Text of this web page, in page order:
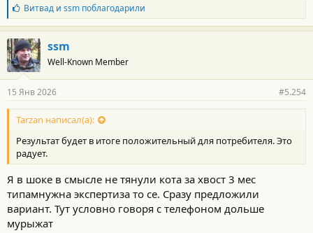
Б
л
а
г
о
д
а
н
о
с
и
:
Витвади ssmпоблагодарили
ssm
Well-Known Member
15 Янв 2026 #5.254
Tarzan написал(а):
Результат будет в итоге положительный для потребителя. Это
радует.
Я в шоке в смысле не тянули кота за хвост 3 мес
типамнужна экспертиза то се. Сразу предложили
вариант. Тут условно говоря с телефоном дольше
мурыжат